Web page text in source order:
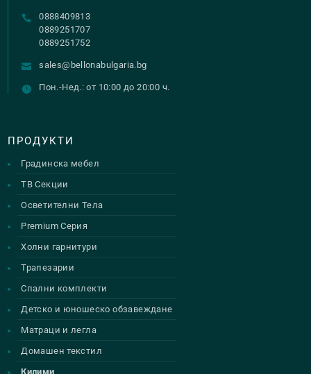
0888409813
0889251707
0889251752
sales@bellonabulgaria.bg
Пон.-Нед.: от 10:00 до 20:00 ч.
ПРОДУКТИ
Градинска мебел
ТВ Секции
Осветителни Тела
Premium Серия
Холни гарнитури
Трапезарии
Спални комплекти
Детско и юношеско обзавеждане
Матраци и легла
Домашен текстил
Килими